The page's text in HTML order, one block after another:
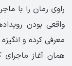
راوی رمان را با
واقعی بودن
معرفی کرده و
همان آغاز